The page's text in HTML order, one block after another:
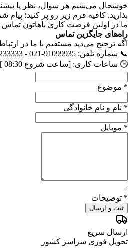
خوشحال می‌شیم هر سوال، نظر یا
بذارید. کافیه فرم زیر رو پر کنید؛
ما در اولین فرصت کاری باهاتون
راه‌های جایگزین تماس
اگه ترجیح می‌دید مستقیم با ما در
📞 شماره تلفن: 91099935-021 - 43233333-086 - 09900086101
🕒 ساعات کاری: [ساعت شروع 08:30 ] تا [14:30]
* موضوع
* نام و نام خانوادگی
* موبایل
* توضیحات
ثبت و ارسال
ارسال سریع
تحویل فوری سراسر کشور